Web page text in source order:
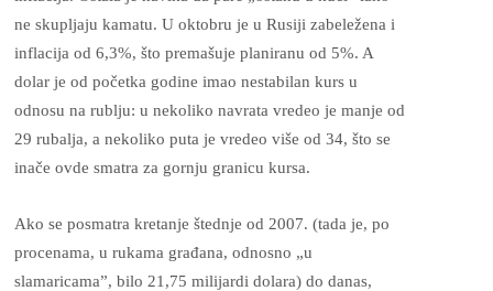
ne skupljaju kamatu. U oktobru je u Rusiji zabeležena i
inflacija od 6,3%, što premašuje planiranu od 5%. A
dolar je od početka godine imao nestabilan kurs u
odnosu na rublju: u nekoliko navrata vredeo je manje od
29 rubalja, a nekoliko puta je vredeo više od 34, što se
inače ovde smatra za gornju granicu kursa.
Ako se posmatra kretanje štednje od 2007. (tada je, po
procenama, u rukama građana, odnosno „u
slamaricama”, bilo 21,75 milijardi dolara) do danas,